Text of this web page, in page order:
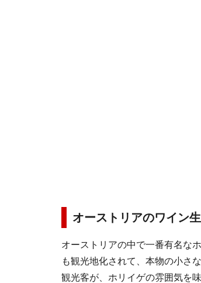
オーストリアのワイン
オーストリアの中で一番有名な
も観光地化されて、本物の小さ
観光客が、ホリイゲの雰囲気を